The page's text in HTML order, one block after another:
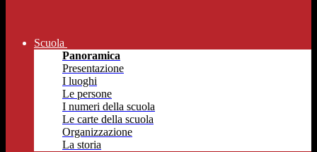
Scuola
Panoramica
Presentazione
I luoghi
Le persone
I numeri della scuola
Le carte della scuola
Organizzazione
La storia